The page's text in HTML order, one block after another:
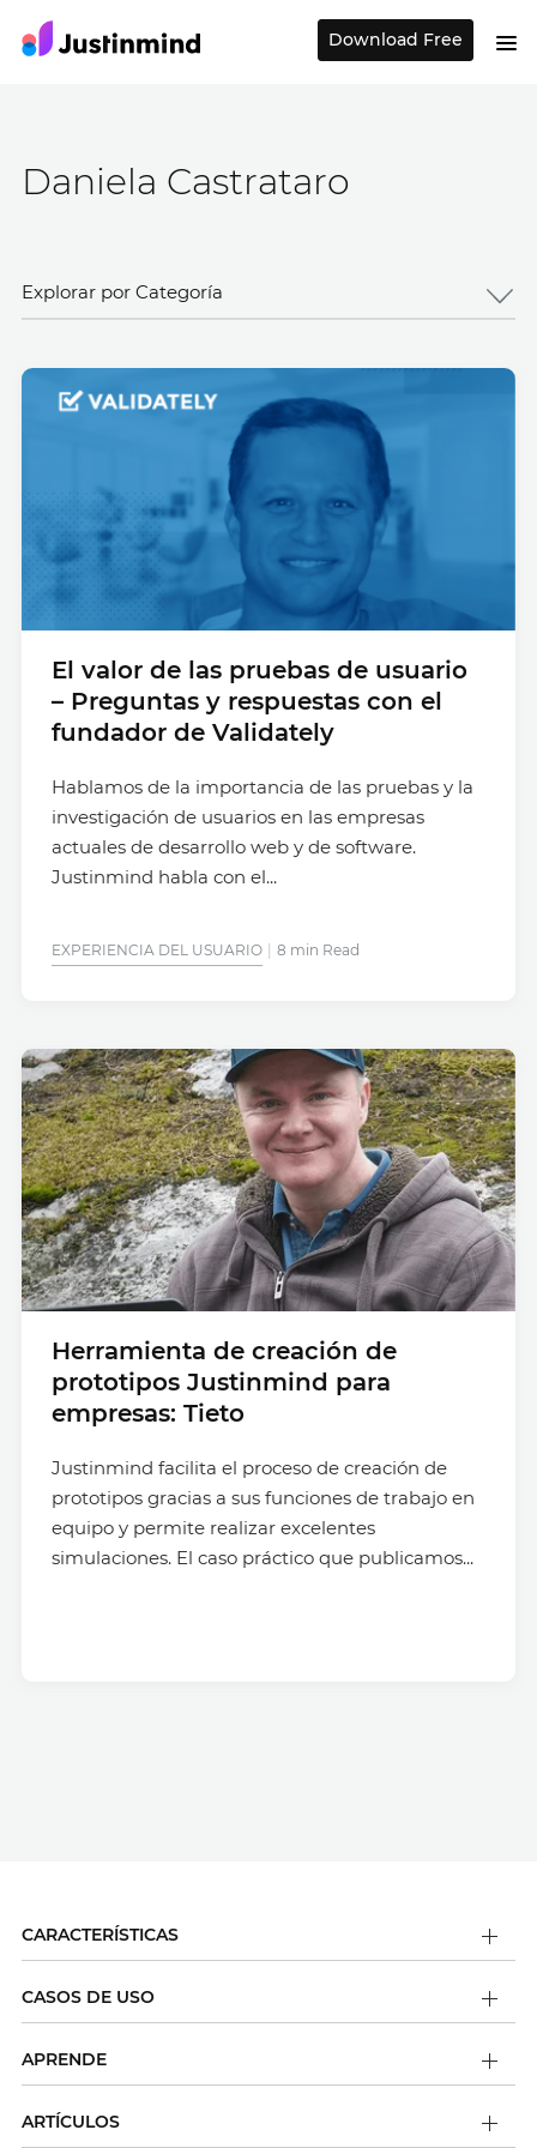
Download Free
Daniela Castrataro
Explorar por Categoría
El valor de las pruebas de usuario
– Preguntas y respuestas con el
fundador de Validately
Hablamos de la importancia de las pruebas y la
investigación de usuarios en las empresas
actuales de desarrollo web y de software.
Justinmind habla con el...
EXPERIENCIA DEL USUARIO 8 min Read
Herramienta de creación de
prototipos Justinmind para
empresas: Tieto
Justinmind facilita el proceso de creación de
prototipos gracias a sus funciones de trabajo en
equipo y permite realizar excelentes
simulaciones. El caso práctico que publicamos...
CARACTERÍSTICAS
CASOS DE USO
APRENDE
ARTÍCULOS